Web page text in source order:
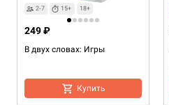
2-7 15+ 18+
В двух словах: Игры
249 ₽
Купить